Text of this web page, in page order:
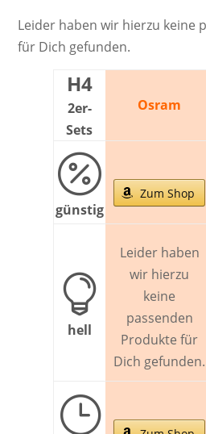
Leider haben wir hierzu keine
für Dich gefunden.
H4
2er-
Sets
Osram

günstig
Zum Shop

hell
Leider haben
wir hierzu
keine
passenden
Produkte für
Dich gefunden.
}